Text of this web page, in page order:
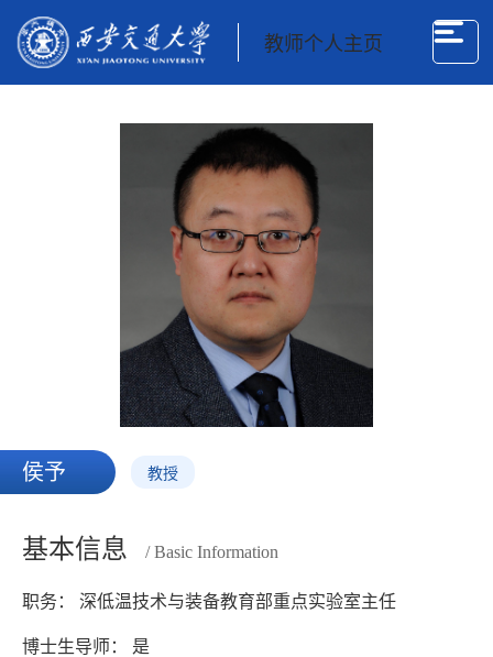
教师个人主页
侯予 教授
基本信息 / Basic Information
职务： 深低温技术与装备教育部重点实验室主任
博士生导师： 是